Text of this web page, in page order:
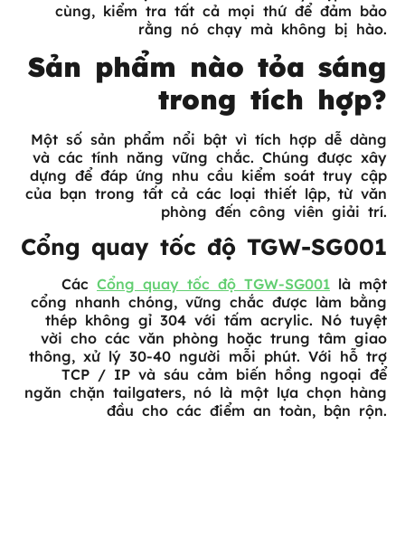
cùng, kiểm tra tất cả mọi thứ để đảm bảo
rằng nó chạy mà không bị hào.
Sản phẩm nào tỏa sáng
trong tích hợp?
Một số sản phẩm nổi bật vì tích hợp dễ dàng
và các tính năng vững chắc. Chúng được xây
dựng để đáp ứng nhu cầu kiểm soát truy cập
của bạn trong tất cả các loại thiết lập, từ văn
phòng đến công viên giải trí.
Cổng quay tốc độ TGW-SG001
Các Cổng quay tốc độ TGW-SG001 là một
cổng nhanh chóng, vững chắc được làm bằng
thép không gỉ 304 với tấm acrylic. Nó tuyệt
vời cho các văn phòng hoặc trung tâm giao
thông, xử lý 30-40 người mỗi phút. Với hỗ trợ
TCP / IP và sáu cảm biến hồng ngoại để
ngăn chặn tailgaters, nó là một lựa chọn hàng
đầu cho các điểm an toàn, bận rộn.